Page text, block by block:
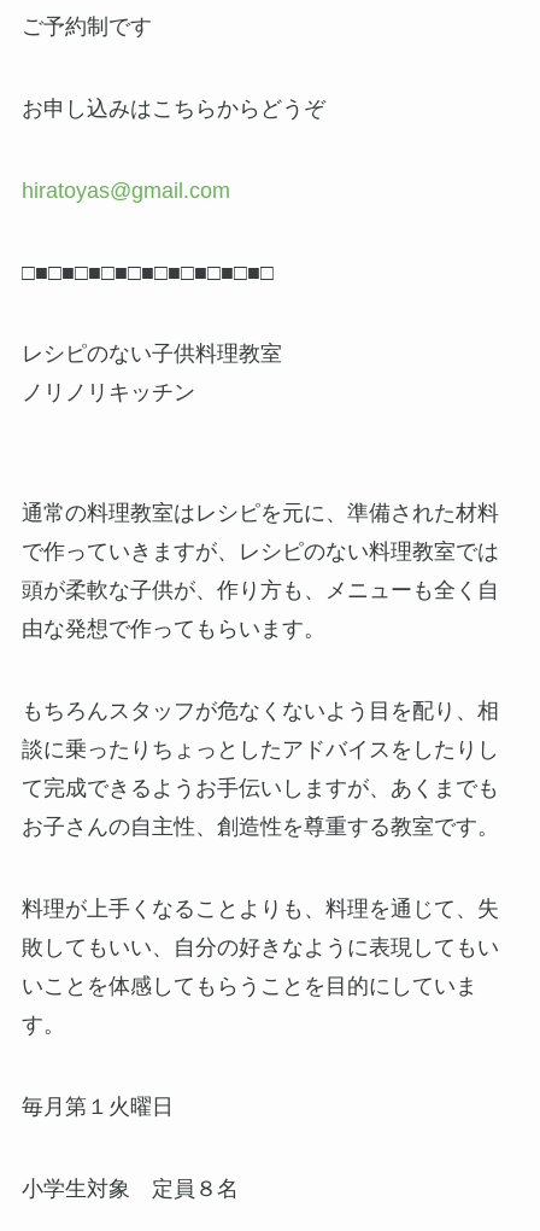
ご予約制です
お申し込みはこちらからどうぞ
hiratoyas@gmail.com
□■□■□■□■□■□■□■□■□■□
レシピのない子供料理教室
ノリノリキッチン
通常の料理教室はレシピを元に、準備された材料
で作っていきますが、レシピのない料理教室では
頭が柔軟な子供が、作り方も、メニューも全く自
由な発想で作ってもらいます。
もちろんスタッフが危なくないよう目を配り、相
談に乗ったりちょっとしたアドバイスをしたりし
て完成できるようお手伝いしますが、あくまでも
お子さんの自主性、創造性を尊重する教室です。
料理が上手くなることよりも、料理を通じて、失
敗してもいい、自分の好きなように表現してもい
いことを体感してもらうことを目的にしていま
す。
毎月第１火曜日
小学生対象 定員８名